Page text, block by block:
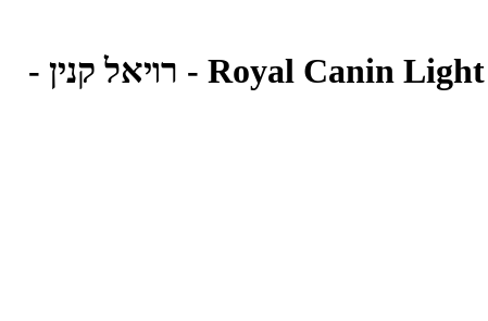
פאוץ' רטוב לחתולים בוגרים לייט 85 גרם | Royal Canin Light Weight Care Wet Cat Food - רויאל קנין -